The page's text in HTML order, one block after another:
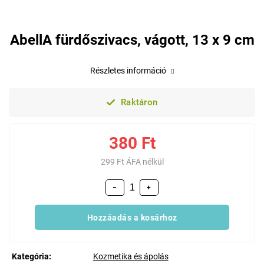
AbellA fürdőszivacs, vágott, 13 x 9 cm
Raktáron
380 Ft
299 Ft ÁFA nélkül
+
−
Hozzáadás a kosárhoz
Kategória:
Kozmetika és ápolás
Részletes információ